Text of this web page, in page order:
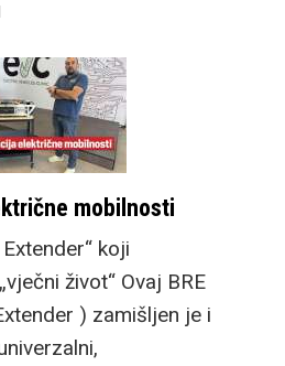
mobilnosti
koji
život“ Ovaj BRE
) zamišljen je i